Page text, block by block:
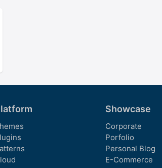
Showcase
Corporate
Porfolio
Personal Blog
E-Commerce